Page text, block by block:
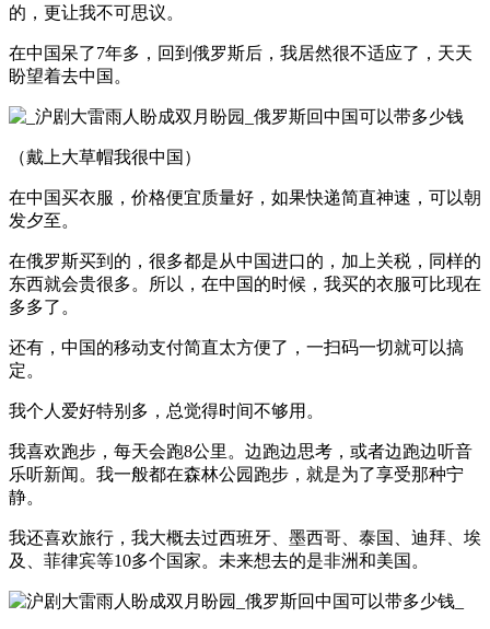
的，更让我不可思议。
在中国呆了7年多，回到俄罗斯后，我居然很不适应了，天天
盼望着去中国。
（戴上大草帽我很中国）
在中国买衣服，价格便宜质量好，如果快递简直神速，可以朝
发夕至。
在俄罗斯买到的，很多都是从中国进口的，加上关税，同样的
东西就会贵很多。所以，在中国的时候，我买的衣服可比现在
多多了。
还有，中国的移动支付简直太方便了，一扫码一切就可以搞
定。
我个人爱好特别多，总觉得时间不够用。
我喜欢跑步，每天会跑8公里。边跑边思考，或者边跑边听音
乐听新闻。我一般都在森林公园跑步，就是为了享受那种宁
静。
我还喜欢旅行，我大概去过西班牙、墨西哥、泰国、迪拜、埃
及、菲律宾等10多个国家。未来想去的是非洲和美国。